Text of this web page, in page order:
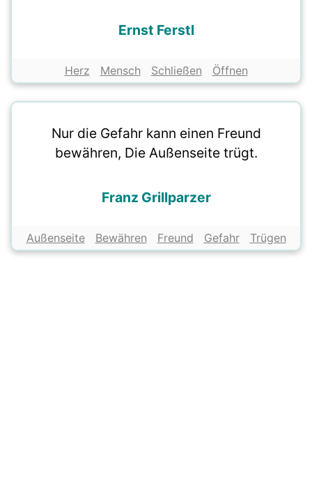
Ernst Ferstl
Herz Mensch Schließen Öffnen
Nur die Gefahr kann einen Freund
bewähren, Die Außenseite trügt.
Franz Grillparzer
Außenseite Bewähren Freund Gefahr Trügen